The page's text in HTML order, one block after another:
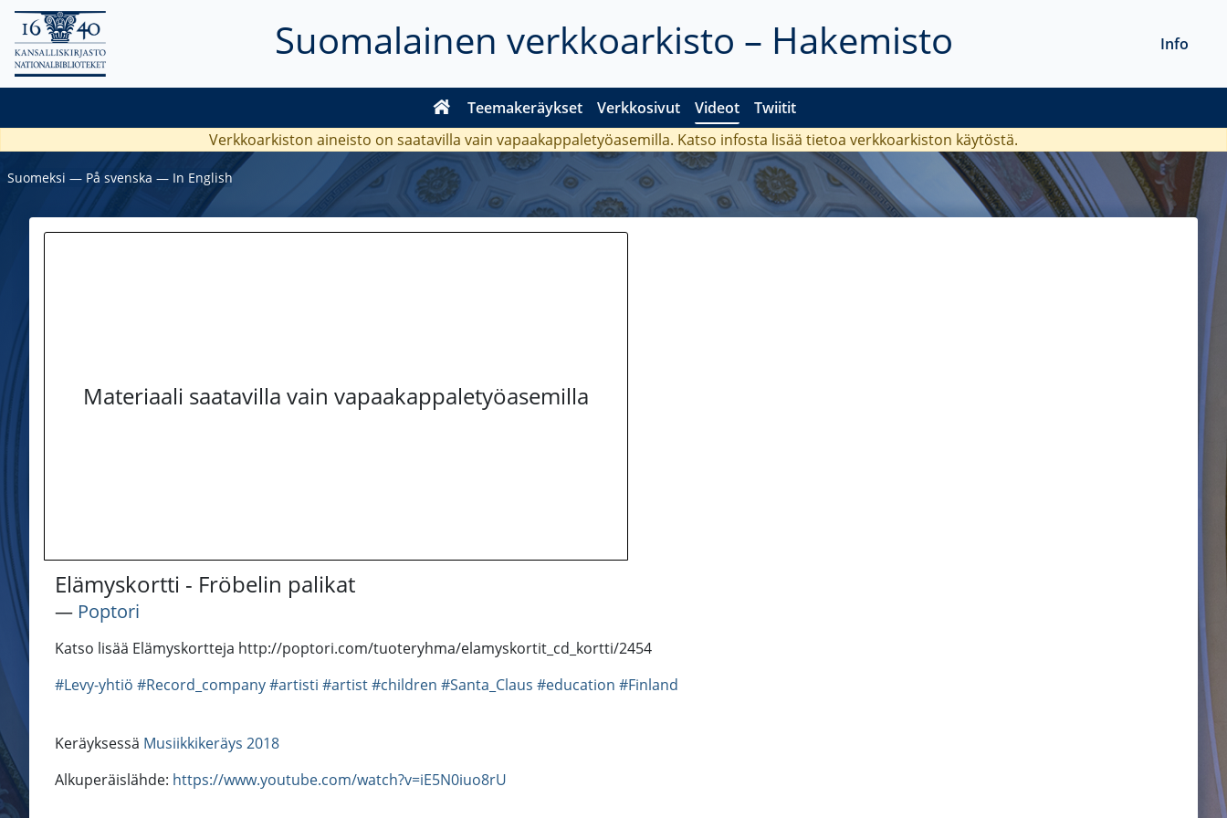
Suomalainen verkkoarkisto – Hakemisto
Teemakeräykset Verkkosivut Videot Twiitit
Info
Verkkoarkiston aineisto on saatavilla vain vapaakappaletyöasemilla. Katso infosta lisää tietoa verkkoarkiston käytöstä.
Suomeksi ― På svenska ― In English
Materiaali saatavilla vain vapaakappaletyöasemilla
Elämyskortti - Fröbelin palikat
― Poptori
Katso lisää Elämyskortteja http://poptori.com/tuoteryhma/elamyskortit_cd_kortti/2454
#Levy-yhtiö #Record_company#artisti #artist#children #Santa_Claus #education #Finland
Keräyksessä Musiikkikeräys 2018
Alkuperäislähde: https://www.youtube.com/watch?v=iE5N0iuo8rU